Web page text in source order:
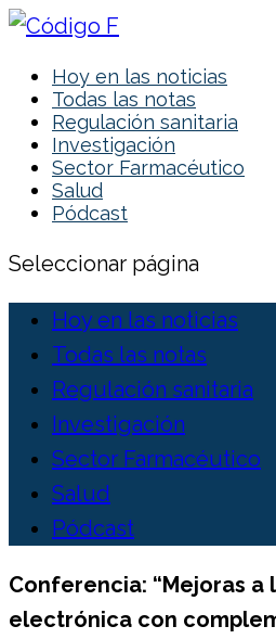
Hoy en las noticias
Todas las notas
Regulación sanitaria
Investigación
Sector Farmacéutico
Salud
Pódcast
Seleccionar página
Hoy en las noticias
Todas las notas
Regulación sanitaria
Investigación
Sector Farmacéutico
Salud
Pódcast
Conferencia: “Mejoras
electrónica con